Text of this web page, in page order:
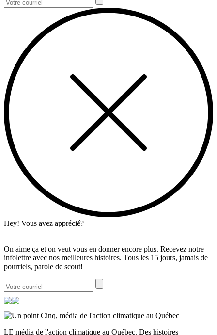
Hey! Vous avez apprécié?
On aime ça et on veut vous en donner encore plus. Recevez notre
infolettre avec nos meilleures histoires. Tous les 15 jours, jamais de
pourriels, parole de scout!
LE média de l'action climatique au Québec. Des histoires